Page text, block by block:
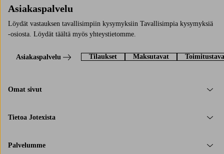
Asiakaspalvelu
Löydät vastauksen tavallisimpiin kysymyksiin Tavallisimpia kysymyksiä
-osiosta. Löydät täältä myös yhteystietomme.
Asiakaspalvelu Tilaukset Maksutavat
Omat sivut
Tietoa Jotexista
Palvelumme